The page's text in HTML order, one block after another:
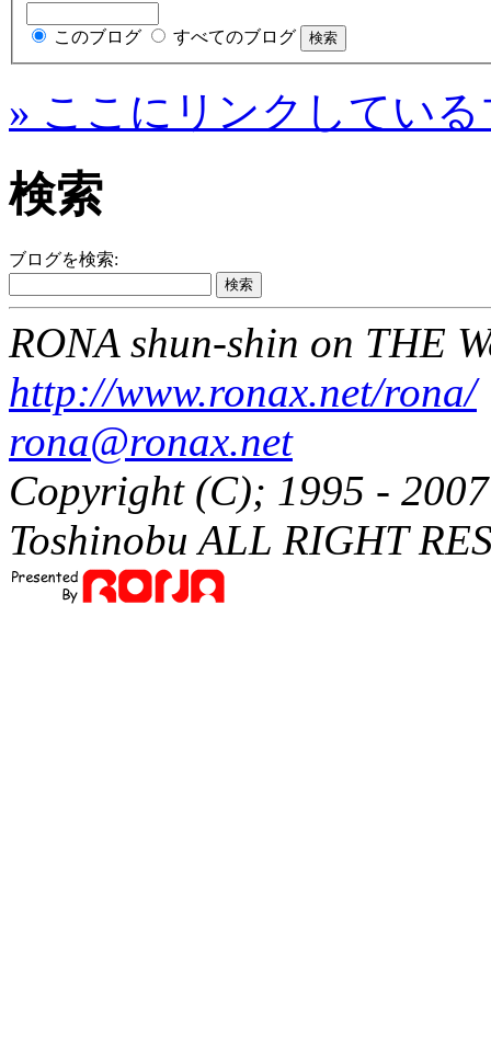
このブログ すべてのブログ
» ここにリンクしてい
検索
ブログを検索:
RONA shun-shin on THE
http://www.ronax.net/rona/
rona@ronax.net
Copyright (C); 1995 -
Toshinobu ALL RIGHT